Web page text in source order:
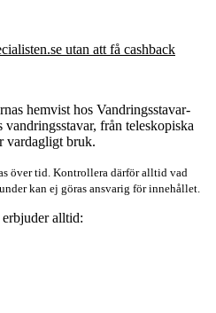
utan att få cashback
hemvist hos Vandringsstavar-
vandringsstavar, från teleskopiska
vardagligt bruk.
över tid. Kontrollera därför alltid vad
kan ej göras ansvarig för innehållet.
erbjuder alltid: